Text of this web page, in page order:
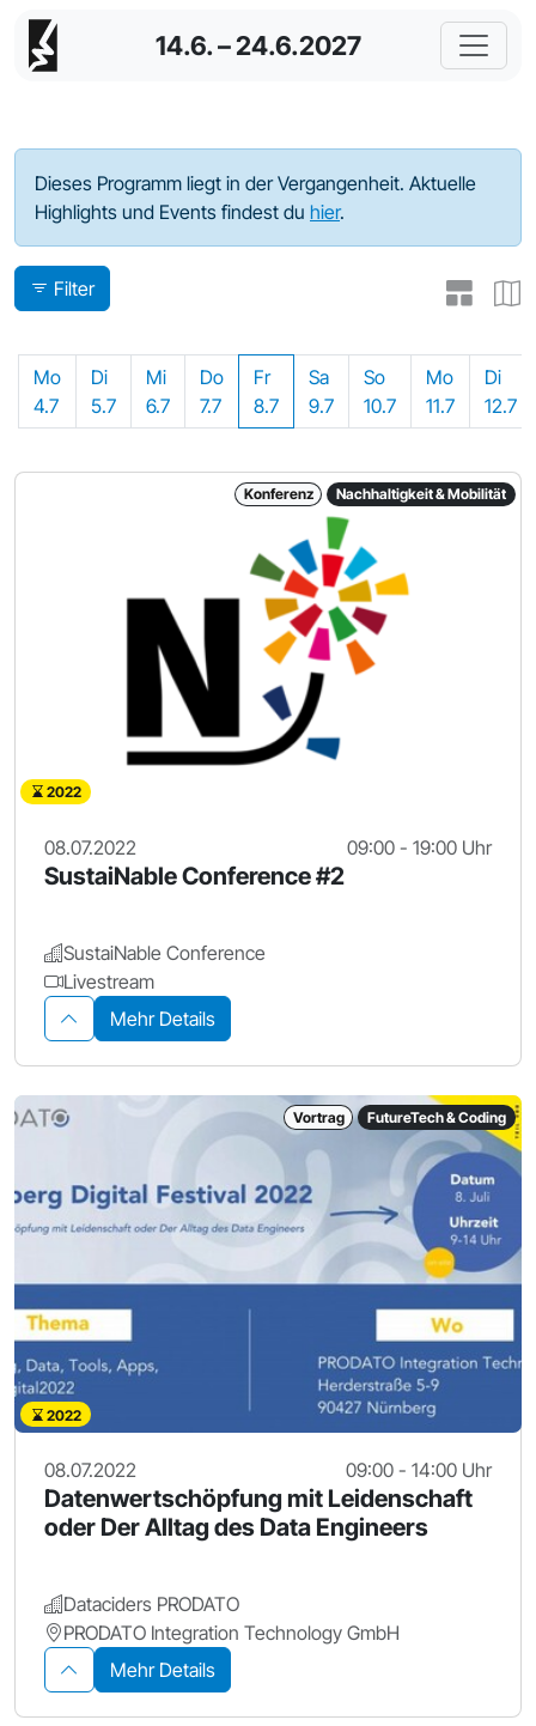
14.6. – 24.6.2027
Programm - 2022
Dieses Programm liegt in der Vergangenheit. Aktuelle
Highlights und Events findest du hier.
Filter
Mo
4.7
Di
5.7
Mi
6.7
Do
7.7
Fr
8.7
Sa
9.7
So
10.7
Mo
11.7
Di
12.7
Konferenz Nachhaltigkeit & Mobilität
2022
08.07.2022 09:00 - 19:00 Uhr
SustaiNable Conference #2
SustaiNable Conference
Livestream
Mehr Details
Vortrag FutureTech & Coding
2022
08.07.2022 09:00 - 14:00 Uhr
Datenwertschöpfung mit Leidenschaft
oder Der Alltag des Data Engineers
Dataciders PRODATO
PRODATO Integration Technology GmbH
Mehr Details